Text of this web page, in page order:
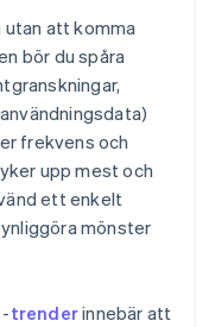
att komma
bör du spåra
frekvens och
upp mest och
ett enkelt
mönster
trenderinnebär att